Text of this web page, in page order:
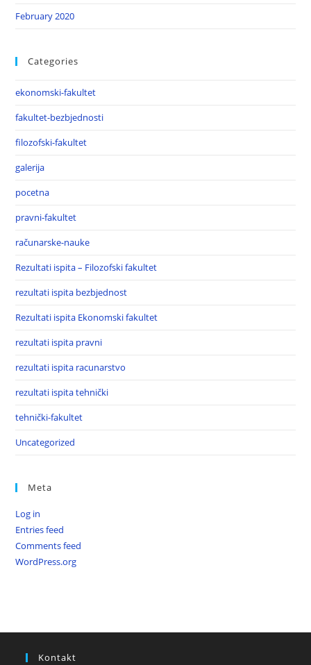
February 2020
Categories
ekonomski-fakultet
fakultet-bezbjednosti
filozofski-fakultet
galerija
pocetna
pravni-fakultet
računarske-nauke
Rezultati ispita – Filozofski fakultet
rezultati ispita bezbjednost
Rezultati ispita Ekonomski fakultet
rezultati ispita pravni
rezultati ispita racunarstvo
rezultati ispita tehnički
tehnički-fakultet
Uncategorized
Meta
Log in
Entries feed
Comments feed
WordPress.org
Kontakt